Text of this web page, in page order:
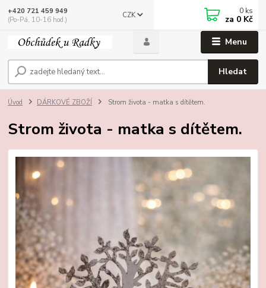
Menu
CZK
Hledat
+420 721 459 949
(Po-Pá, 10-16 hod.)
0 ks
za 0 Kč
Úvod DÁRKOVÉ ZBOŽÍ Strom života - matka s dítětem.
Strom života - matka s dítětem.